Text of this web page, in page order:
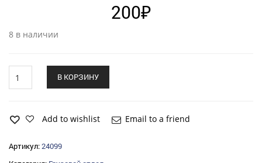
200₽
8 в наличии
температуры
ГАЗ-3302
quantity
В КОРЗИНУ
Add to wishlist Email to a friend
Артикул:24099